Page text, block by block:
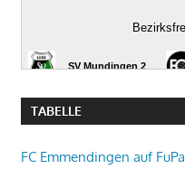
TABELLE
FC Emmendingen auf FuPa